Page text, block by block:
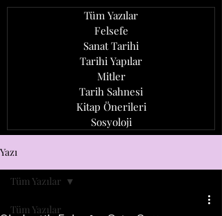
Tüm Yazılar
Felsefe
Sanat Tarihi
Tarihi Yapılar
Mitler
Tarih Sahnesi
Kitap Önerileri
Sosyoloji
Yazı
Tüm Yazılar
Tüm Yazılar